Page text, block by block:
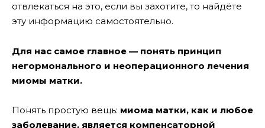
отвлекаться на это, если вы захотите, то найдёте
эту информацию самостоятельно.
Для нас самое главное — понять принцип
негормонального и неоперационного лечения
миомы матки.
Понять простую вещь: миома матки, как и любое
заболевание, является компенсаторной